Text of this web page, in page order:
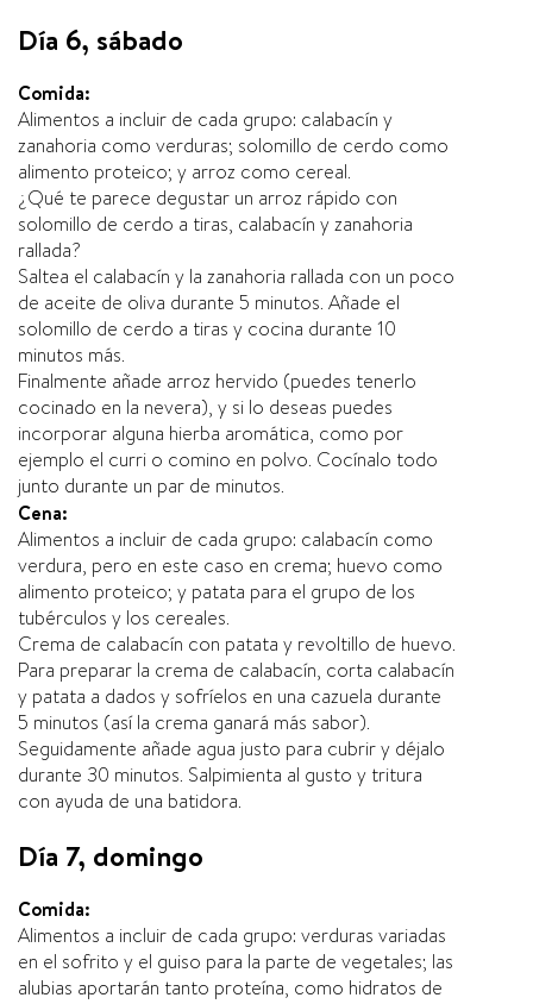
Día 6, sábado
Comida:
Alimentos a incluir de cada grupo: calabacín y
zanahoria como verduras; solomillo de cerdo como
alimento proteico; y arroz como cereal.
¿Qué te parece degustar un arroz rápido con
solomillo de cerdo a tiras, calabacín y zanahoria
rallada?
Saltea el calabacín y la zanahoria rallada con un poco
de aceite de oliva durante 5 minutos. Añade el
solomillo de cerdo a tiras y cocina durante 10
minutos más.
Finalmente añade arroz hervido (puedes tenerlo
cocinado en la nevera), y si lo deseas puedes
incorporar alguna hierba aromática, como por
ejemplo el curri o comino en polvo. Cocínalo todo
junto durante un par de minutos.
Cena:
Alimentos a incluir de cada grupo: calabacín como
verdura, pero en este caso en crema; huevo como
alimento proteico; y patata para el grupo de los
tubérculos y los cereales.
Crema de calabacín con patata y revoltillo de huevo.
Para preparar la crema de calabacín, corta calabacín
y patata a dados y sofríelos en una cazuela durante
5 minutos (así la crema ganará más sabor).
Seguidamente añade agua justo para cubrir y déjalo
durante 30 minutos. Salpimienta al gusto y tritura
con ayuda de una batidora.
Día 7, domingo
Comida:
Alimentos a incluir de cada grupo: verduras variadas
en el sofrito y el guiso para la parte de vegetales; las
alubias aportarán tanto proteína, como hidratos de